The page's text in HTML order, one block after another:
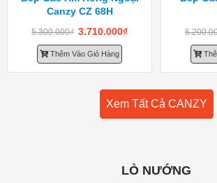
Canzy CZ 68H
5.300.000₫ 3.710.000₫
Thêm Vào Giỏ Hàng
Xem Tất Cả CANZY
LÒ NƯỚNG